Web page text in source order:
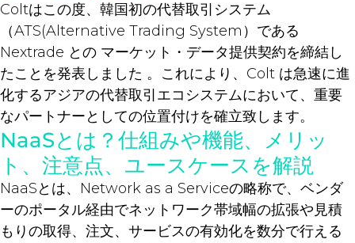
Coltはこの度、韓国初の代替取引システム
（ATS(Alternative Trading System）である
Nextrade との マーケット・データ提供契約を締結し
たことを発表しました 。これにより、Colt は急速に進
化するアジアの代替取引エコシステムにおいて、重要
なパートナーとしての位置付けを確立致します。
NaaSとは？仕組みや機能、メリッ
ト、注意点、ユースケースを解説
NaaSとは、Network as a Serviceの略称で、ベンダ
ーのポータル経由でネットワーク帯域幅の拡張や見積
もりの取得、注文、サービスの有効化を数分で行える